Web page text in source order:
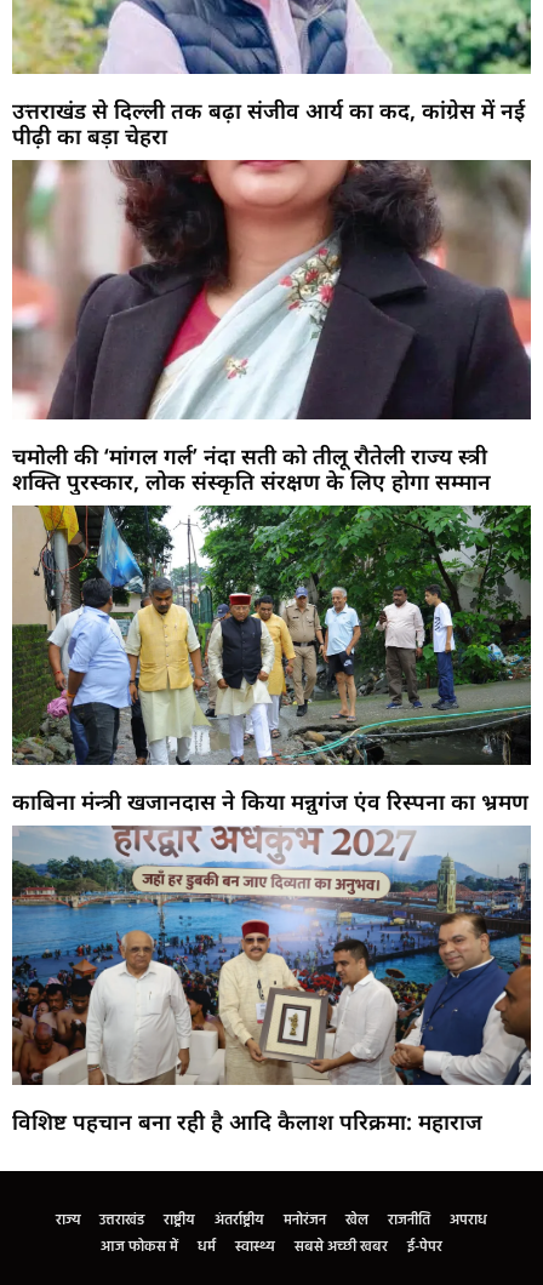
उत्तराखंड से दिल्ली तक बढ़ा संजीव आर्य का कद, कांग्रेस में नई
पीढ़ी का बड़ा चेहरा
चमोली की ‘मांगल गर्ल’ नंदा सती को तीलू रौतेली राज्य स्त्री
शक्ति पुरस्कार, लोक संस्कृति संरक्षण के लिए होगा सम्मान
काबिना मंन्त्री खजानदास ने किया मन्नुगंज एंव रिस्पना का भ्रमण
विशिष्ट पहचान बना रही है आदि कैलाश परिक्रमा: महाराज
राज्य उत्तराखंड राष्ट्रीय अंतर्राष्ट्रीय मनोरंजन खेल राजनीति
अपराध
आज फोकस में
धर्म स्वास्थ्य सबसे अच्छी खबर ई-पेपर